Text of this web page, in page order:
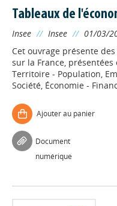
Tableaux de
Insee // Insee // 01/03/
Cet ouvrage présente
sur la France,
Territoire - Population,
Société, Économie -
Ajouter au panier
Document
numérique